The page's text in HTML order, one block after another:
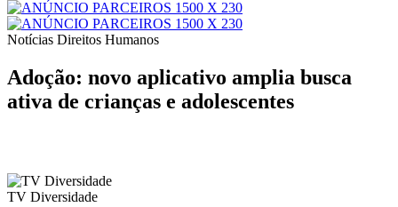
Notícias Direitos Humanos
Adoção: novo aplicativo amplia busca
ativa de crianças e adolescentes
TV Diversidade